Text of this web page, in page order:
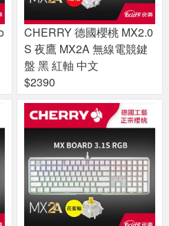
CHERRY 德國櫻桃 MX2.0
S 夜鷹 MX2A 無線電競鍵
盤 黑 紅軸 中文
$2390